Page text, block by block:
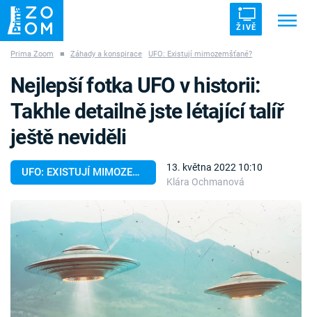
ŽIVĚ
ZÁHADY VETŘELCI DÁVNOVĚKU
Témata
Témata
Pořady
TV Program
Prima Zoom ■ Záhady a konspirace UFO: Existují mimozemšťané?
UFO: EXISTUJÍ MIMOZEMŠŤANÉ?
13. května 2022 10:10
Klára Ochmanová
Nejlepší fotka UFO v historii:
Takhle detailně jste létající talíř
ještě neviděli